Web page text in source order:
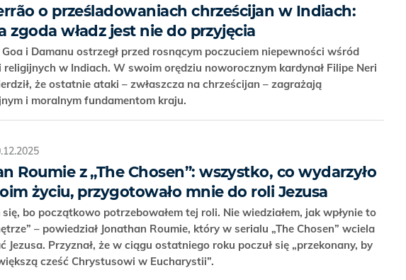
o prześladowaniach chrześcijan w Indiach:
zgoda władz jest nie do przyjęcia
i Damanu ostrzegł przed rosnącym poczuciem niepewności wśród
religijnych w Indiach. W swoim orędziu noworocznym kardynał Filipe Neri
że ostatnie ataki – zwłaszcza na chrześcijan – zagrażają
i moralnym fundamentom kraju.
Roumie z „The Chosen”: wszystko, co wydarzyło
życiu, przygotowało mnie do roli Jezusa
się, bo początkowo potrzebowałem tej roli. Nie wiedziałem, jak wpłynie to
– powiedział Jonathan Roumie, który w serialu „The Chosen” wciela
Jezusa. Przyznał, że w ciągu ostatniego roku poczuł się „przekonany, by
cześć Chrystusowi w Eucharystii”.